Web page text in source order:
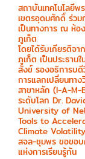
สถาบันเทคโนโลยีพ
เขตรอุดมศักดิ์ ร่วม
เป็นทางการ ณ ห้อ
ภูเก็ต
โดยได้รับเกียรติจ
ภูเก็ต เป็นประธาน
สังข์ รองอธิการบดี
การแลกเปลี่ยนทา
สาขาหลัก (I-A-M-
ระดับโลก Dr.
University of
Tools to
Climate
สจล-ชุมพร ขอขอบ
แห่งการเรียนรู้กัน